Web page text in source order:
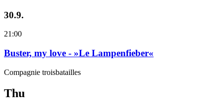
30.9.
21:00
Buster, my love - »Le Lampenfieber«
Compagnie troisbatailles
Thu